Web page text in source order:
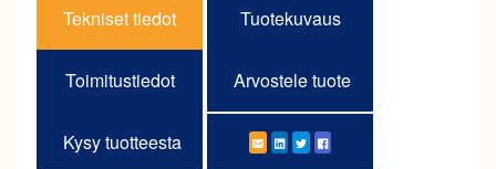
Tekniset tiedot Tuotekuvaus
Toimitustiedot Arvostele tuote
Kysy tuotteesta